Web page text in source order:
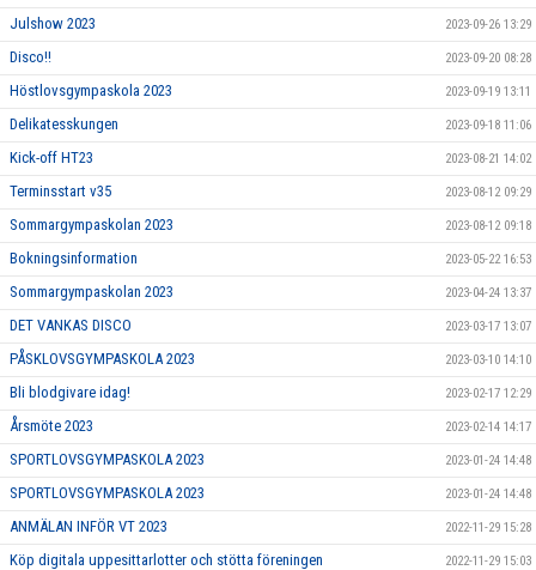
Julshow 2023 2023-09-26 13:29
Disco!! 2023-09-20 08:28
Höstlovsgympaskola 2023 2023-09-19 13:11
Delikatesskungen 2023-09-18 11:06
Kick-off HT23 2023-08-21 14:02
Terminsstart v35 2023-08-12 09:29
Sommargympaskolan 2023 2023-08-12 09:18
Bokningsinformation 2023-05-22 16:53
Sommargympaskolan 2023 2023-04-24 13:37
DET VANKAS DISCO 2023-03-17 13:07
PÅSKLOVSGYMPASKOLA 2023 2023-03-10 14:10
Bli blodgivare idag! 2023-02-17 12:29
Årsmöte 2023 2023-02-14 14:17
SPORTLOVSGYMPASKOLA 2023 2023-01-24 14:48
SPORTLOVSGYMPASKOLA 2023 2023-01-24 14:48
ANMÄLAN INFÖR VT 2023 2022-11-29 15:28
Köp digitala uppesittarlotter och stötta föreningen 2022-11-29 15:03